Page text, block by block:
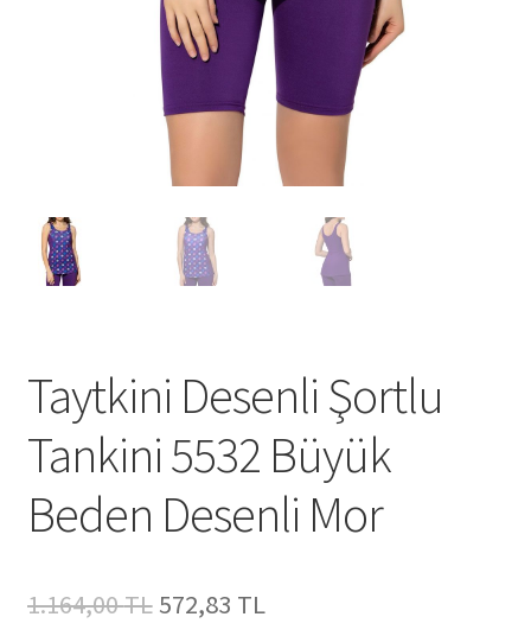
Taytkini Desenli Şortlu
Tankini 5532 Büyük
Beden Desenli Mor
1.164,00TL Orijinal
572,83 TL